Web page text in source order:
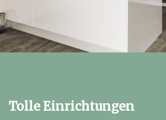
Tolle Einrichtungen